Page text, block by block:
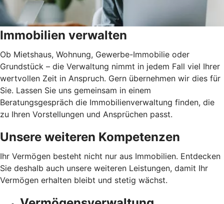
Immobilien verwalten
Ob Mietshaus, Wohnung, Gewerbe-Immobilie oder
Grundstück – die Verwaltung nimmt in jedem Fall viel Ihrer
wertvollen Zeit in Anspruch. Gern übernehmen wir dies für
Sie. Lassen Sie uns gemeinsam in einem
Beratungsgespräch die Immobilienverwaltung finden, die
zu Ihren Vorstellungen und Ansprüchen passt.
Unsere weiteren Kompetenzen
Ihr Vermögen besteht nicht nur aus Immobilien. Entdecken
Sie deshalb auch unsere weiteren Leistungen, damit Ihr
Vermögen erhalten bleibt und stetig wächst.